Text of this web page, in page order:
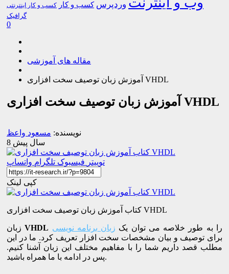
وردپرس کسب و کار کسب و کار اینترنتی
گرافیک
0
مقاله های آموزشی
آموزش زبان توصیف سخت افزاری VHDL
آموزش زبان توصیف سخت افزاری VHDL
نویسنده: مسعود واعظ
8 سال پیش
توییتر فیسبوک تلگرام واتساپ
کپی لینک
کتاب آموزش زبان توصیف سخت افزاری VHDL
زبانVHDL را به طور خلاصه می توان یک زبان برنامه نویسی
برای توصیف و بیان مشخصات سخت افزار تعریف کرد. ما در این
مطلب قصد داریم شما را با مفاهیم مختلف این زبان آشنا کنیم.
پس در ادامه با ما همراه باشید.